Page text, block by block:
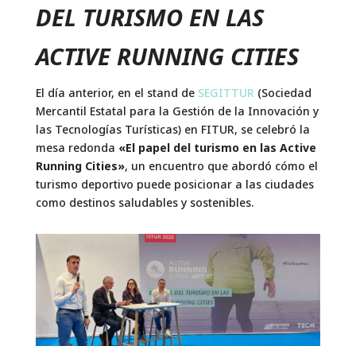
DEL TURISMO EN LAS
ACTIVE RUNNING CITIES
El día anterior, en el stand de SEGITTUR (Sociedad
Mercantil Estatal para la Gestión de la Innovación y
las Tecnologías Turísticas) en FITUR, se celebró la
mesa redonda «El papel del turismo en las Active
Running Cities», un encuentro que abordó cómo el
turismo deportivo puede posicionar a las ciudades
como destinos saludables y sostenibles.